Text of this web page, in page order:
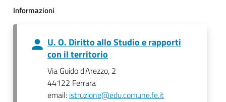
Informazioni
U. O. Diritto allo Studio e rapporti
con il territorio
Via Guido d'Arezzo, 2
44122 Ferrara
email: istruzione@edu.comune.fe.it